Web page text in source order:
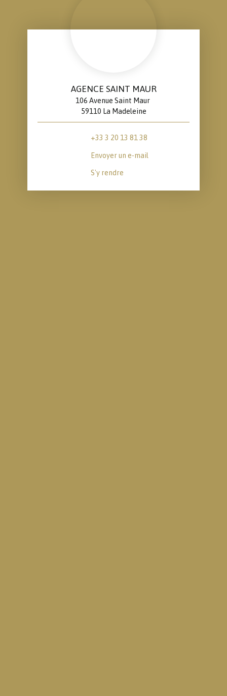
AGENCE SAINT MAUR
106 Avenue Saint Maur
59110 La Madeleine
+33 3 20 13 81 38
Envoyer un e-mail
S'y rendre